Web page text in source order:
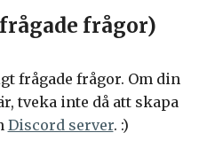
frågor)
frågade frågor. Om din
tveka inte då att skapa
Discord server. :)